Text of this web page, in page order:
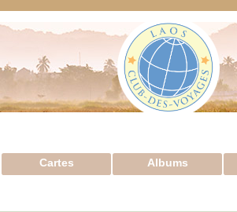
Cartes Albums